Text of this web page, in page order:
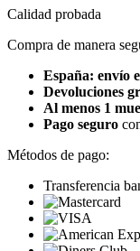
Calidad probada
Compra de manera
España: envío
Devoluciones
Al menos 1
Pago seguro
Métodos de pago:
Transferencia